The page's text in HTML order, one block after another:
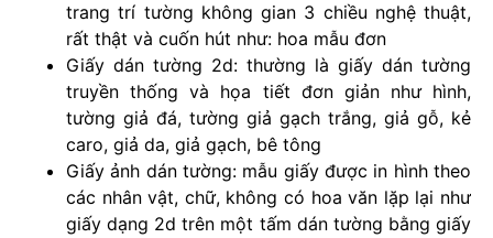
trang trí tường không gian 3 chiều nghệ thuật,
rất thật và cuốn hút như: hoa mẫu đơn
Giấy dán tường 2d: thường là giấy dán tường
truyền thống và họa tiết đơn giản như hình,
tường giả đá, tường giả gạch trắng, giả gỗ, kẻ
caro, giả da, giả gạch, bê tông
Giấy ảnh dán tường: mẫu giấy được in hình theo
các nhân vật, chữ, không có hoa văn lặp lại như
giấy dạng 2d trên một tấm dán tường bằng giấy